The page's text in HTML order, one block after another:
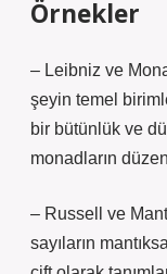
Örnekler
– Leibniz ve
şeyin temel
bir bütünlük ve
monadların
– Russell ve
sayıların